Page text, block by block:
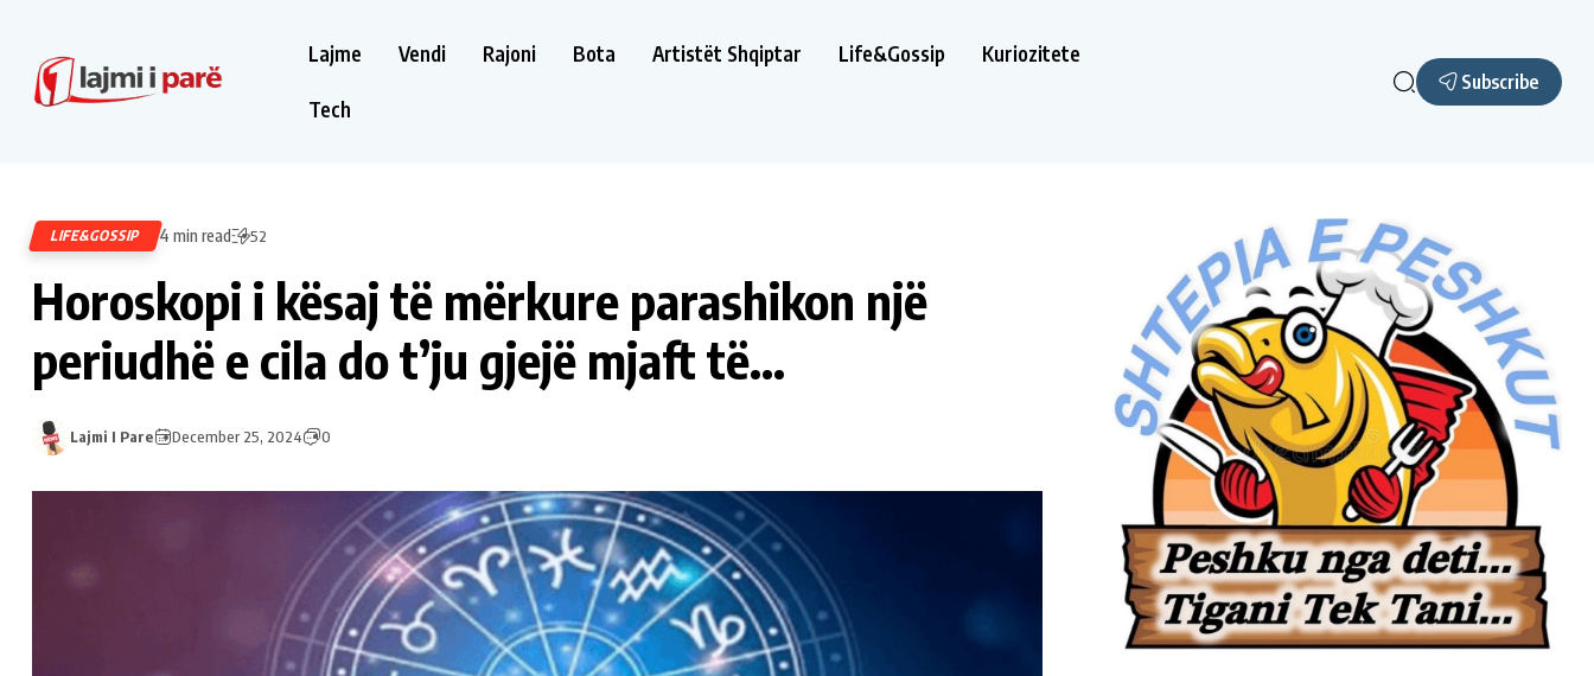
Lajme Vendi Rajoni Bota Artistët Shqiptar Life&Gossip Kuriozitete
Tech
Subscribe
LIFE&GOSSIP 4 min read 52
Horoskopi i kësaj të mërkure parashikon një
periudhë e cila do t’ju gjejë mjaft të…
Lajmi I Pare December 25, 2024 0